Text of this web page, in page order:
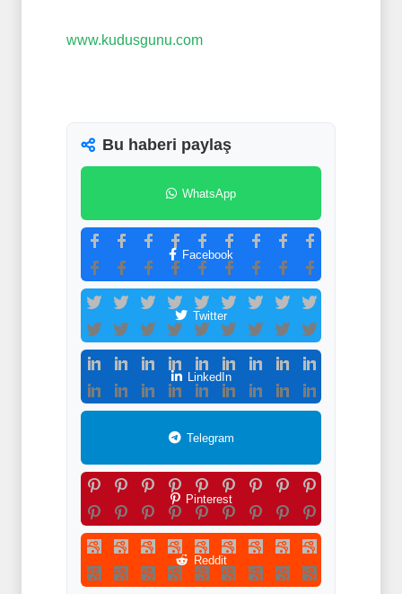
www.kudusgunu.com
Bu haberi paylaş
WhatsApp
Facebook
Twitter
LinkedIn
Telegram
Pinterest
Reddit